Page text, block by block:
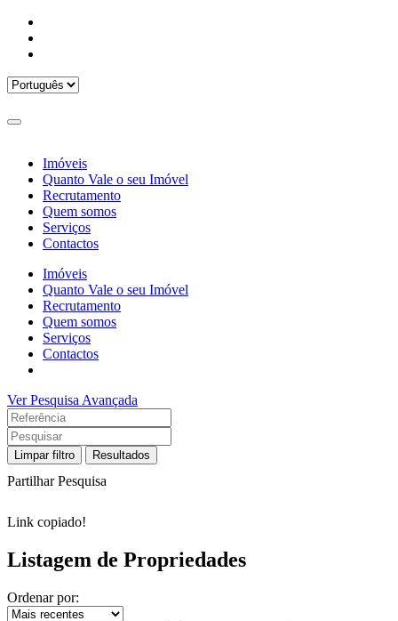
Imóveis
Quanto Vale o seu Imóvel
Recrutamento
Quem somos
Serviços
Contactos
Imóveis
Quanto Vale o seu Imóvel
Recrutamento
Quem somos
Serviços
Contactos
Ver Pesquisa Avançada
Limpar filtro Resultados
Partilhar Pesquisa
Link copiado!
Listagem de Propriedades
Ordenar por: